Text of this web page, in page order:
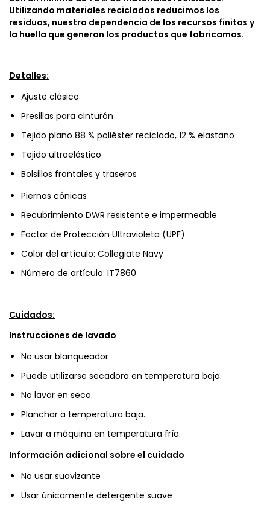
Utilizando materiales reciclados reducimos los
residuos, nuestra dependencia de los recursos finitos y
la huella que generan los productos que fabricamos.
Detalles:
Ajuste clásico
Presillas para cinturón
Tejido plano 88 % poliéster reciclado, 12 % elastano
Tejido ultraelástico
Bolsillos frontales y traseros
Piernas cónicas
Recubrimiento DWR resistente e impermeable
Factor de Protección Ultravioleta (UPF)
Color del artículo: Collegiate Navy
Número de artículo: IT7860
Cuidados:
Instrucciones de lavado
No usar blanqueador
Puede utilizarse secadora en temperatura baja.
No lavar en seco.
Planchar a temperatura baja.
Lavar a máquina en temperatura fría.
Información adicional sobre el cuidado
No usar suavizante
Usar únicamente detergente suave